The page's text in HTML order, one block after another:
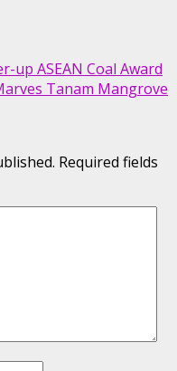
up ASEAN Coal Award
Tanam Mangrove
Required fields